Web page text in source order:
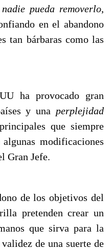
pueda removerlo,
en el abandono
tan bárbaras como las
ha provocado gran
y una perplejidad
que siempre
modificaciones
Gran Jefe.
de los objetivos del
pretenden crear un
que sirva para la
de una suerte de